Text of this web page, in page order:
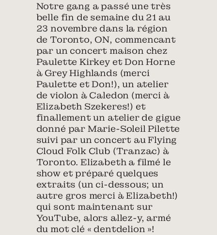
Notre gang a passé une très
belle fin de semaine du 21 au
23 novembre dans la région
de Toronto, ON, commencant
par un concert maison chez
Paulette Kirkey et Don Horne
à Grey Highlands (merci
Paulette et Don!), un atelier
de violon à Caledon (merci à
Elizabeth Szekeres!) et
finallement un atelier de gigue
donné par Marie-Soleil Pilette
suivi par un concert au Flying
Cloud Folk Club (Tranzac) à
Toronto. Elizabeth a filmé le
show et préparé quelques
extraits (un ci-dessous; un
autre gros merci à Elizabeth!)
qui sont maintenant sur
YouTube, alors allez-y, armé
du mot clé « dentdelion »!